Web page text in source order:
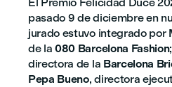
pasado 9 de diciembre en
jurado estuvo integrado por
de la080 Barcelona Fashion;
directora de la Barcelona
Pepa Bueno, directora